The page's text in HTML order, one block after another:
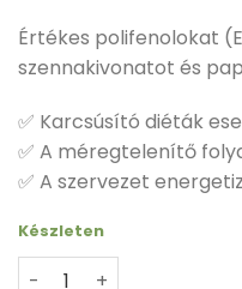
Értékes polifenolokat
szennakivonatot és
✅ Karcsúsító diéták
✅ A méregtelenítő
✅ A szervezet
Készleten
Dr. Chen Szűztea forte